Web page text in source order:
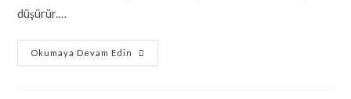
düşürür.…
Okumaya Devam Edin